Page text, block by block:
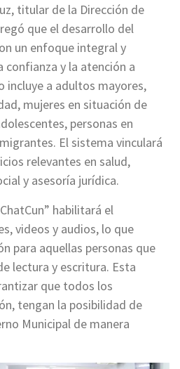
titular de la Dirección de
que el desarrollo del
un enfoque integral y
y la atención a
incluye a adultos mayores,
mujeres en situación de
personas en
El sistema vinculará
relevantes en salud,
y asesoría jurídica.
habilitará el
videos y audios, lo que
para aquellas personas que
lectura y escritura. Esta
que todos los
tengan la posibilidad de
Municipal de manera